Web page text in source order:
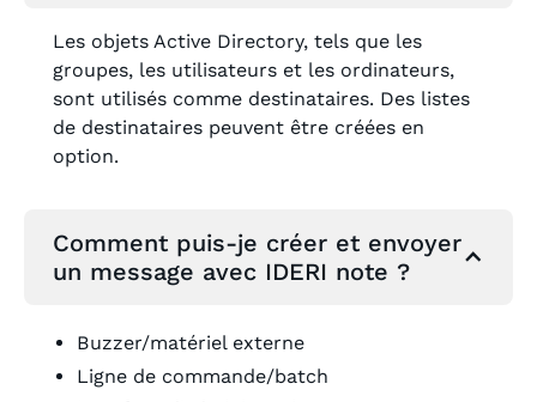
Les objets Active Directory, tels que les
groupes, les utilisateurs et les ordinateurs,
sont utilisés comme destinataires. Des listes
de destinataires peuvent être créées en
option.
Comment puis-je créer et envoyer
un message avec IDERI note ?
Buzzer/matériel externe
Ligne de commande/batch